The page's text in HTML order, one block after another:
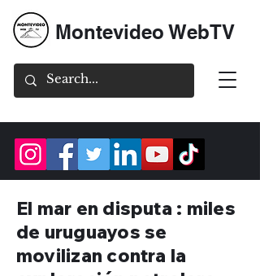
Montevideo WebTV
El mar en disputa : miles
de uruguayos se
movilizan contra la